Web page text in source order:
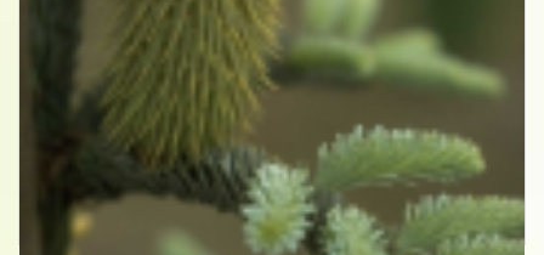
Edelspar
Abies procera 'Glauca'